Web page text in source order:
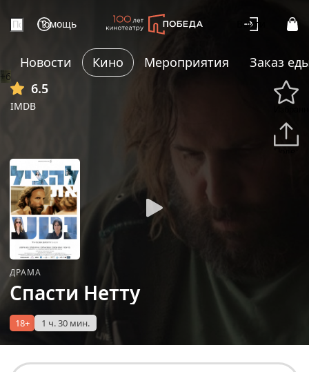
Помощь Войти
Новости Кино Мероприятия
Заказ
6.5
IMDB
+6
ДРАМА
Спасти Нетту
18+ 1 ч. 30 мин.